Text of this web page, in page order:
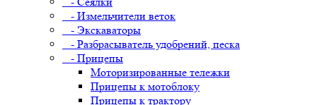
- Измельчители веток
- Экскаваторы
- Разбрасыватель удобрений, песка
- Прицепы
Моторизированные тележки
Прицепы к мотоблоку
Прицепы к трактору